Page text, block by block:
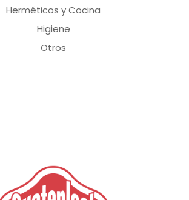
Herméticos y Cocina
Higiene
Otros